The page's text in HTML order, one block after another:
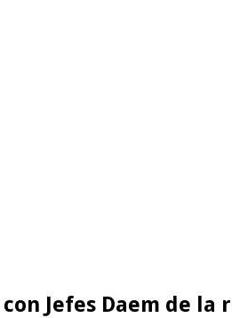
Jefes Daem de